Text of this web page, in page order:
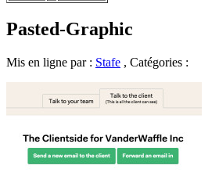
Pasted-Graphic
Mis en ligne par : Stafe , Catégories :